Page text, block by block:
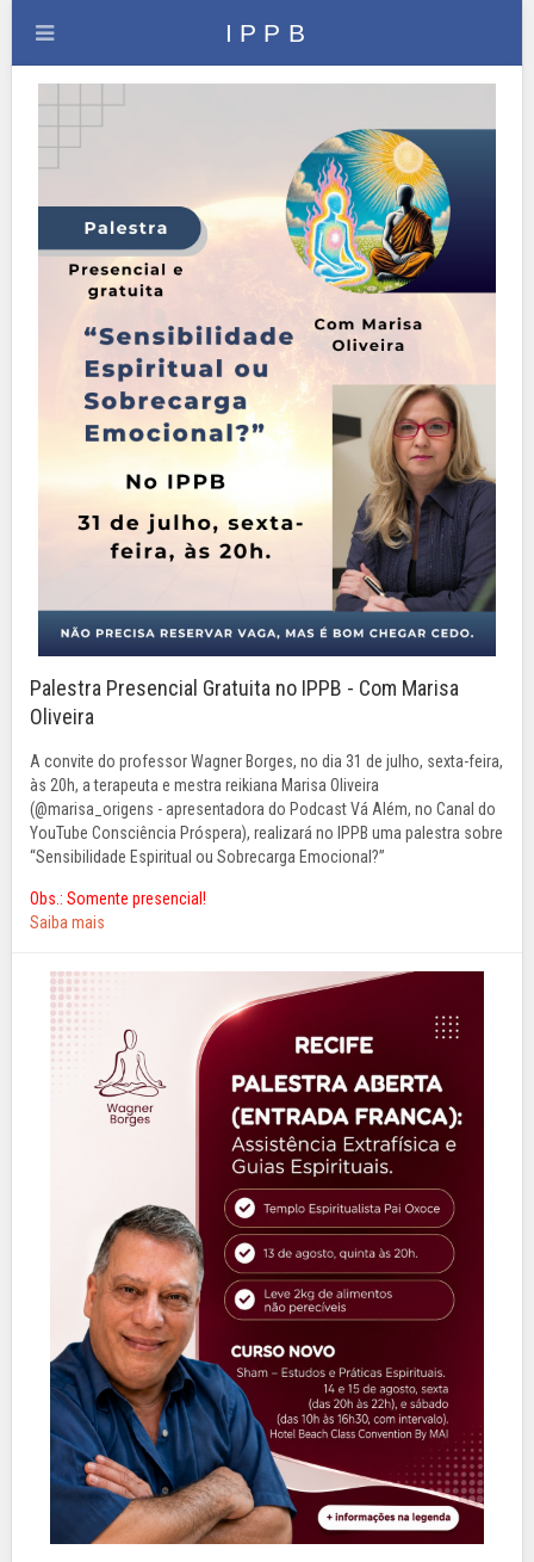
Palestra Presencial Gratuita no IPPB - Com Marisa
Oliveira
A convite do professor Wagner Borges, no dia 31 de julho, sexta-feira,
às 20h, a terapeuta e mestra reikiana Marisa Oliveira
(@marisa_origens - apresentadora do Podcast Vá Além, no Canal do
YouTube Consciência Próspera), realizará no IPPB uma palestra sobre
“Sensibilidade Espiritual ou Sobrecarga Emocional?”
Obs.: Somente presencial!
Saiba mais